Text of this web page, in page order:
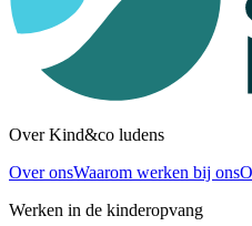
Over Kind&co ludens
Over onsWaarom werken bij ons
Werken in de kinderopvang